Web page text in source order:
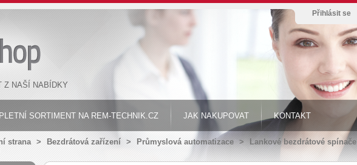
Přihlásit se
Z NAŠÍ NABÍDKY
SORTIMENT NA REM-TECHNIK.CZ JAK NAKUPOVAT KONTAKT
strana > Bezdrátová zařízení > Průmyslová automatizace > Lankové bezdrátové spínače